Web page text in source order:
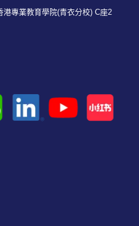
港專業教育學院(青衣分校) C座2